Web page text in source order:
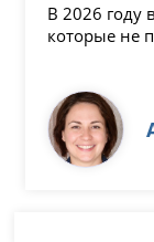
В 2026 году
которые не